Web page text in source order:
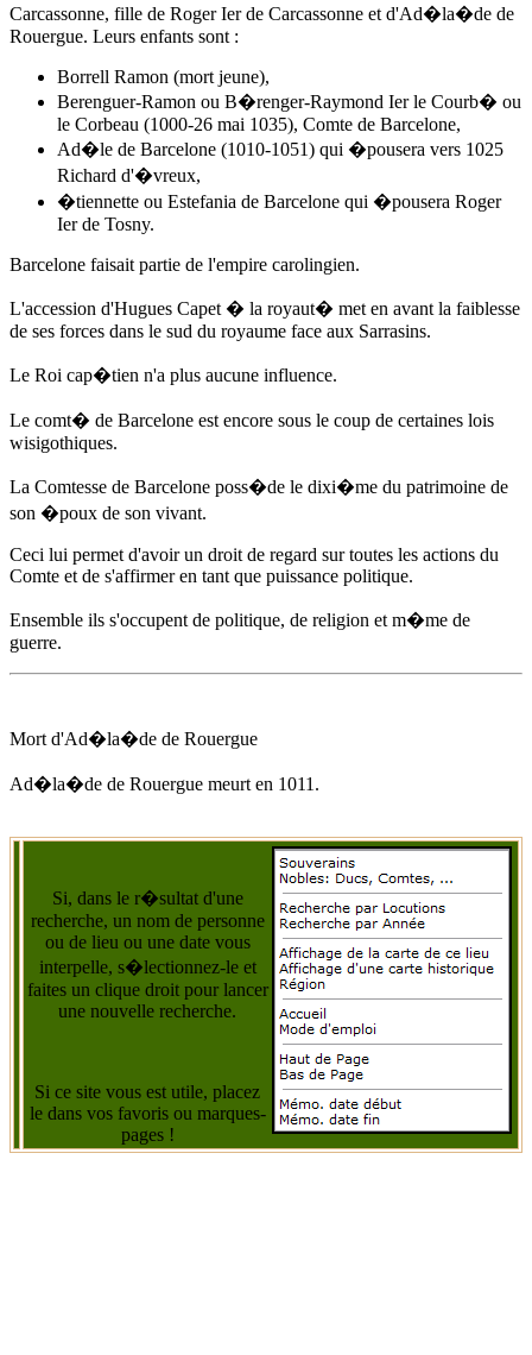
Carcassonne, fille de Roger Ier de Carcassonne et d'Ad�la�de de
Rouergue. Leurs enfants sont :
Borrell Ramon (mort jeune),
Berenguer-Ramon ou B�renger-Raymond Ier le Courb� ou
le Corbeau (1000-26 mai 1035), Comte de Barcelone,
Ad�le de Barcelone (1010-1051) qui �pousera vers 1025
Richard d'�vreux,
�tiennette ou Estefania de Barcelone qui �pousera Roger
Ier de Tosny.
Barcelone faisait partie de l'empire carolingien.
L'accession d'Hugues Capet � la royaut� met en avant la faiblesse
de ses forces dans le sud du royaume face aux Sarrasins.
Le Roi cap�tien n'a plus aucune influence.
Le comt� de Barcelone est encore sous le coup de certaines lois
wisigothiques.
La Comtesse de Barcelone poss�de le dixi�me du patrimoine de
son �poux de son vivant.
Ceci lui permet d'avoir un droit de regard sur toutes les actions du
Comte et de s'affirmer en tant que puissance politique.
Ensemble ils s'occupent de politique, de religion et m�me de
guerre.
Mort d'Ad�la�de de Rouergue
Ad�la�de de Rouergue meurt en 1011 .
Si, dans le r�sultat d'une
recherche, un nom de personne
ou de lieu ou une date vous
interpelle, s�lectionnez-le et
faites un clique droit pour lancer
une nouvelle recherche.
Si ce site vous est utile, placez
le dans vos favoris ou marques-
pages !